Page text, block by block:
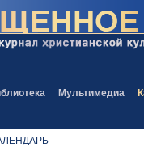
Мультимедиа